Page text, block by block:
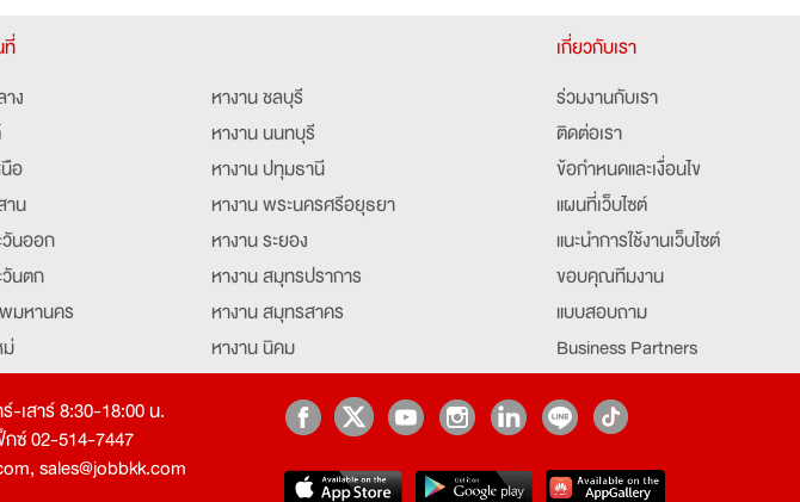
ง
อ
าน
นออก
นตก
มหานคร
รา
หางาน ชลบุรี
หางาน นนทบุรี
หางาน ปทุมธานี
หางาน พระนครศรีอยุธยา
หางาน ระยอง
หางาน สมุทรปราการ
หางาน สมุทรสาคร
หางาน นิคม
หางานอยุธยา
เกี่ยวกับเรา
ร่วมงานกับเรา
ติดต่อเรา
ข้อกำหนดและเงื่อนไข
แผนที่เว็บไซต์
แนะนำการใช้งานเว็บไซต์
ขอบคุณทีมงาน
แบบสอบถาม
Business Partners
Partner มหาวิทยาลัย
Job Index
job
-เสาร์ 8:30-18:00 น.
กซ์ 02-514-7447
,sales@jobbkk.com